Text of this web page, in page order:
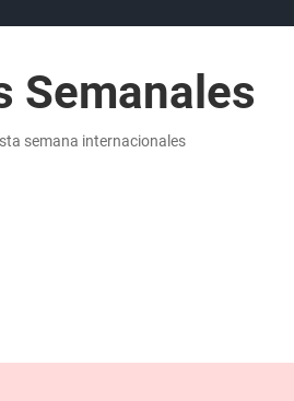
Semanales
semana internacionales